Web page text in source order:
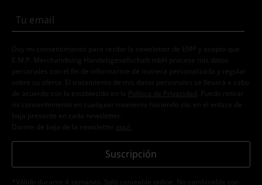
Doy mi consentimiento para recibir la newsletter de EMP y acepto que
E.M.P. Merchandising Handelsgesellschaft mbH procese mis datos
personales con el fin de informarme de manera personalizada y regular
sobre su oferta. El tratamiento de mis datos personales se llevará a cabo
de acuerdo con lo establecido en la
Política de Privacidad . Puedo retirar
mi consentimiento en cualquier momento haciendo clic en el enlace de
baja presente en cada newsletter.
Darme de baja de la newsletter
aquí
Suscripción
*Válido durante 4 semanas. Solo canjeable online. No combinable con